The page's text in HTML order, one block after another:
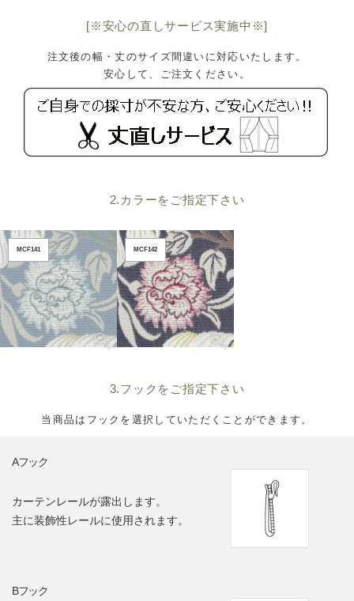
[※安心の直しサービス実施中※]
注文後の幅・丈のサイズ間違いに対応いたします。
安心して、ご注文ください。
2.カラーをご指定下さい
MCF141 MCF142
3.フックをご指定下さい
当商品はフックを選択していただくことができます。
Aフック
カーテンレールが露出します。
主に装飾性レールに使用されます。
Bフック